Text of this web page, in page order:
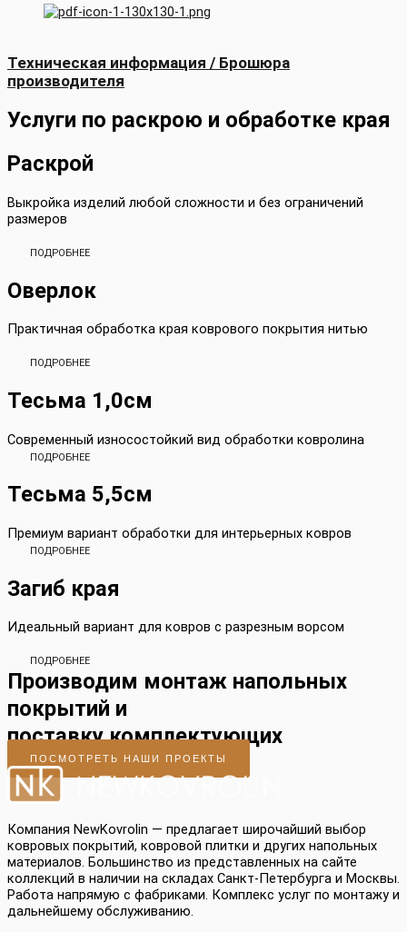
Техническая информация / Брошюра
производителя
Услуги по раскрою и обработке края
Раскрой
Выкройка изделий любой сложности и без ограничений
размеров
ПОДРОБНЕЕ
Оверлок
Практичная обработка края коврового покрытия нитью
ПОДРОБНЕЕ
Тесьма 1,0см
Современный износостойкий вид обработки ковролина
ПОДРОБНЕЕ
Тесьма 5,5см
Премиум вариант обработки для интерьерных ковров
ПОДРОБНЕЕ
Загиб края
Идеальный вариант для ковров с разрезным ворсом
ПОДРОБНЕЕ
Производим монтаж напольных
покрытий и
поставку комплектующих
ПОСМОТРЕТЬ НАШИ ПРОЕКТЫ
Компания NewKovrolin — предлагает широчайший выбор
ковровых покрытий, ковровой плитки и других напольных
материалов. Большинство из представленных на сайте
коллекций в наличии на складах Санкт-Петербурга и Москвы.
Работа напрямую с фабриками. Комплекс услуг по монтажу и
дальнейшему обслуживанию.